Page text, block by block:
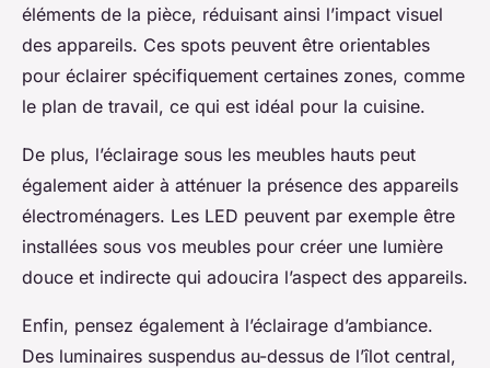
éléments de la pièce, réduisant ainsi l’impact visuel
des appareils. Ces spots peuvent être orientables
pour éclairer spécifiquement certaines zones, comme
le plan de travail, ce qui est idéal pour la cuisine.
De plus, l’éclairage sous les meubles hauts peut
également aider à atténuer la présence des appareils
électroménagers. Les LED peuvent par exemple être
installées sous vos meubles pour créer une lumière
douce et indirecte qui adoucira l’aspect des appareils.
Enfin, pensez également à l’éclairage d’ambiance.
Des luminaires suspendus au-dessus de l’îlot central,